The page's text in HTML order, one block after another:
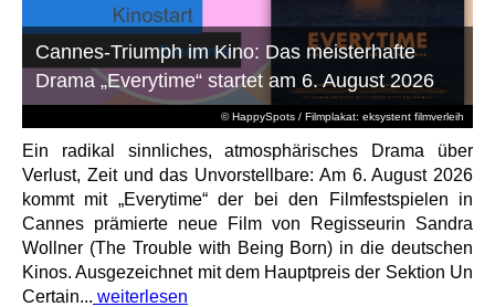
© HappySpots / Filmplakat: eksystent filmverleih
Cannes-Triumph im Kino: Das meisterhafte
Drama „Everytime“ startet am 6. August 2026
Ein radikal sinnliches, atmosphärisches Drama über
Verlust, Zeit und das Unvorstellbare: Am 6. August 2026
kommt mit „Everytime“ der bei den Filmfestspielen in
Cannes prämierte neue Film von Regisseurin Sandra
Wollner (The Trouble with Being Born) in die deutschen
Kinos. Ausgezeichnet mit dem Hauptpreis der Sektion Un
Certain... weiterlesen